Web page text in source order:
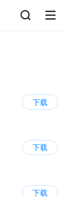
下载
下载
下载